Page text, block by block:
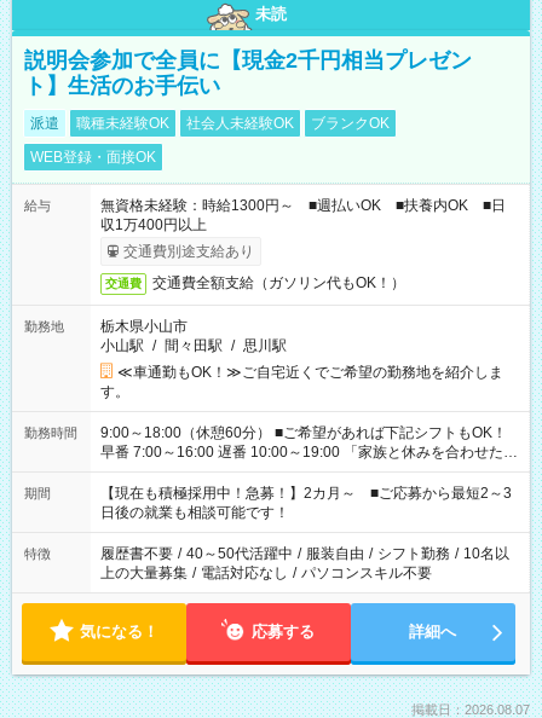
未読
説明会参加で全員に【現金2千円相当プレゼン
ト】生活のお手伝い
派遣 職種未経験OK 社会人未経験OK
ブランクOK
WEB登録・面接OK
給与
無資格未経験：時給1300円～ ■週払いOK ■扶養内OK ■日
収1万400円以上
交通費別途支給あり
交通費 交通費全額支給（ガソリン代もOK！）
勤務地
栃木県小山市
小山駅 / 間々田駅 / 思川駅
≪車通勤もOK！≫ご自宅近くでご希望の勤務地を紹介しま
す。
勤務時間
9:00～18:00（休憩60分） ■ご希望があれば下記シフトもOK！
早番 7:00～16:00 遅番 10:00～19:00 「家族と休みを合わせた
い」 「余裕を持って夕飯の準備がしたい」 「できれば残業はし
たくない」 など、ご希望を教えてくださいね。 ※Wワーク希望
の方へ 今ご覧のお仕事で希望する勤務時間と、もう1つのお仕事
の勤務時間。 合計で週40時間を超える場合は応募できません。
期間
【現在も積極採用中！急募！】2カ月～ ■ご応募から最短2～3
日後の就業も相談可能です！
特徴 履歴書不要 / 40～50代活躍中 / 服装自由 / シフト勤務 / 10名以
上の大量募集 / 電話対応なし / パソコンスキル不要
気になる！ 応募する 詳細へ
掲載日：2026.08.07